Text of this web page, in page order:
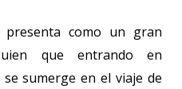
como un gran
que entrando en
sumerge en el viaje de